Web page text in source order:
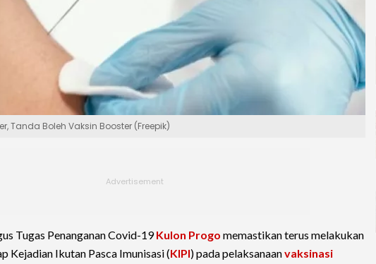
Tanda Boleh Vaksin Booster (Freepik)
Tugas Penanganan Covid-19Kulon Progo memastikan terus melakukan
Kejadian Ikutan Pasca Imunisasi (KIPI) pada pelaksanaanvaksinasi